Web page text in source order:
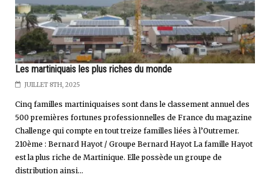
Les martiniquais les plus riches du monde
JUILLET 8TH, 2025
Cinq familles martiniquaises sont dans le classement annuel des
500 premières fortunes professionnelles de France du magazine
Challenge qui compte en tout treize familles liées à l’Outremer.
210ème : Bernard Hayot / Groupe Bernard Hayot La famille Hayot
est la plus riche de Martinique. Elle possède un groupe de
distribution ainsi...